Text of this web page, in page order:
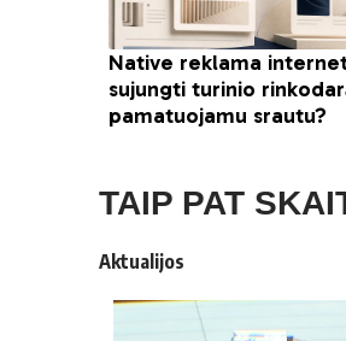
TAIP PAT
Aktualijos